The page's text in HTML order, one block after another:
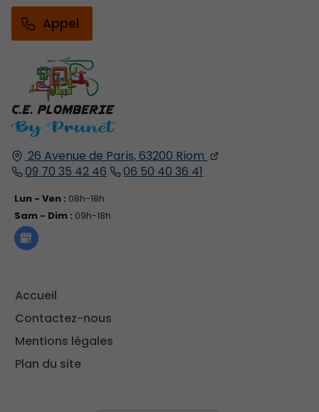
26 Avenue de Paris,63200 Riom
09 70 35 42 46
06 50 40 36 41
Lun - Ven : 08h-18h
Sam - Dim : 09h-18h
Accueil
Contactez-nous
Mentions légales
Plan du site
Appel